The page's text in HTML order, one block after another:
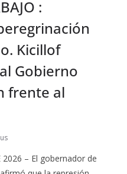
:
Kicillof
Gobierno
frente al
2026 – El gobernador de